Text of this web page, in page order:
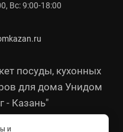
посуды, кухонных
для дома Унидом
- Казань"
Вс: 9:00-18:00
и